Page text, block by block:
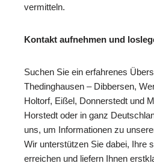
vermitteln.
Kontakt aufnehmen und
Suchen Sie ein erfahrenes
Thedinghausen – Dibbersen,
Holtorf, Eißel, Donnerstedt und
Horstedt oder in ganz
uns, um Informationen zu
Wir unterstützen Sie dabei, Ihre
erreichen und liefern Ihnen